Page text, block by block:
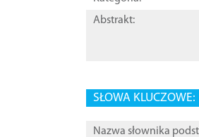
Abstrakt:
SŁOWA KLUCZOWE:
Nazwa słownika